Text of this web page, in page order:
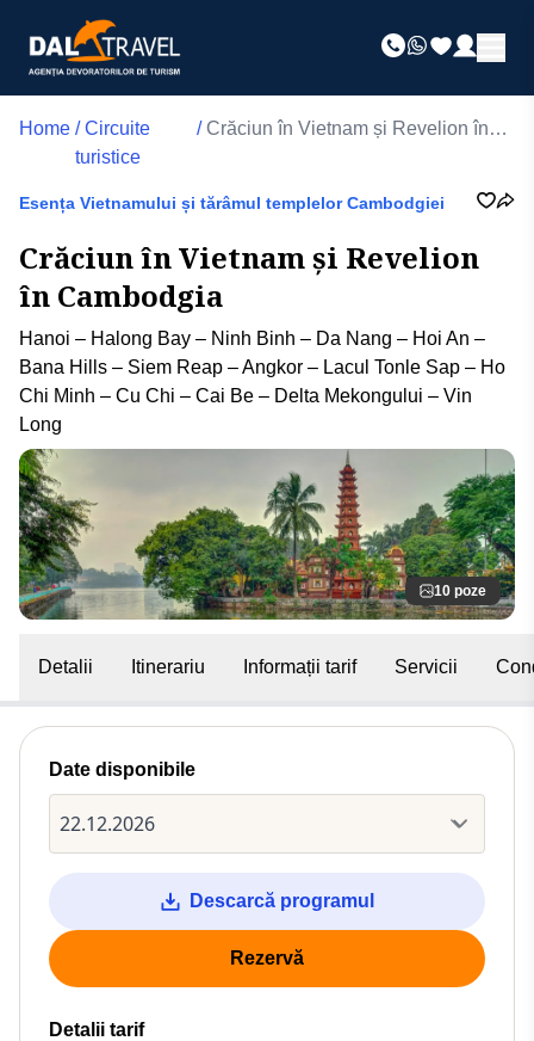
Home / Circuite
turistice
/ Crăciun în Vietnam și Revelion în
Esența Vietnamului și tărâmul templelor Cambodgiei
Crăciun în Vietnam și Revelion
în Cambodgia
Hanoi – Halong Bay – Ninh Binh – Da Nang – Hoi An –
Bana Hills – Siem Reap – Angkor – Lacul Tonle Sap – Ho
Chi Minh – Cu Chi – Cai Be – Delta Mekongului – Vin
Long
10 poze
Detalii Itinerariu Informații tarif Servicii
Date disponibile
Descarcă programul
Rezervă
Detalii tarif